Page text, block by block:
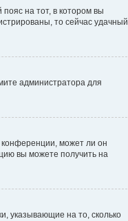
на тот, в котором вы
то сейчас удачный
администратора для
может ли он
вы можете получить на
указывающие на то, сколько